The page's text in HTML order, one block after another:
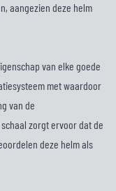
aangezien deze helm
van elke goede
met waardoor
van de
zorgt ervoor dat de
deze helm als